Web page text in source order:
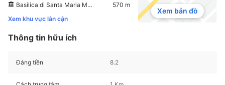
Basilica di Santa Maria Maggiore
570 m
Xem khu vực lân cận
Xem bản đồ
Thông tin hữu ích
Đáng tiền 8.2